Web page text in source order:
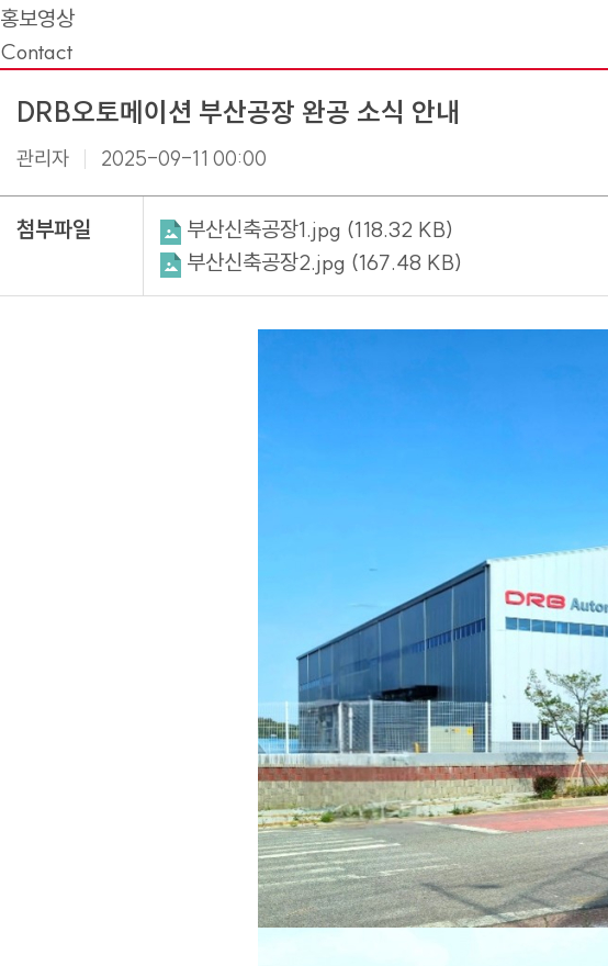
홍보영상
Contact
DRB오토메이션 부산공장 완공 소식 안내
관리자 2025-09-11 00:00
첨부파일
부산신축공장1.jpg (118.32 KB)
부산신축공장2.jpg (167.48 KB)